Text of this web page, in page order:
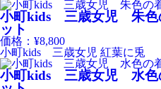
小町kids 三歳女児 朱色
ット
価格：¥8,800
小町kids 三歳女児 紅葉に兎
小町kids 三歳女児 水色